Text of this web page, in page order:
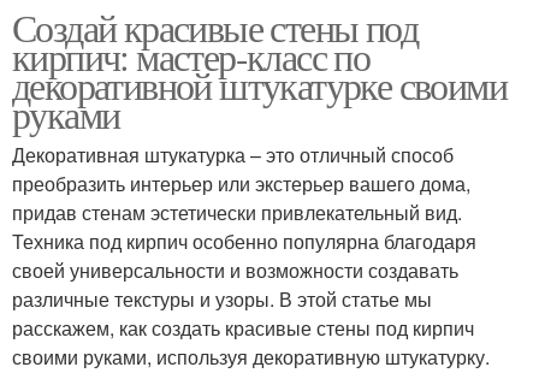
Создай красивые стены под
кирпич: мастер-класс по
декоративной штукатурке своими
руками
Декоративная штукатурка – это отличный способ
преобразить интерьер или экстерьер вашего дома,
придав стенам эстетически привлекательный вид.
Техника под кирпич особенно популярна благодаря
своей универсальности и возможности создавать
различные текстуры и узоры. В этой статье мы
расскажем, как создать красивые стены под кирпич
своими руками, используя декоративную штукатурку.